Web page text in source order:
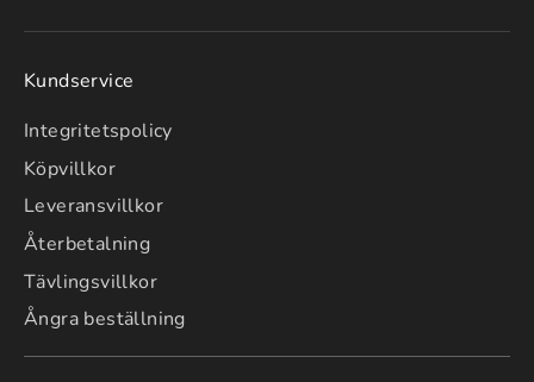
Kundservice
Integritetspolicy
Köpvillkor
Leveransvillkor
Återbetalning
Tävlingsvillkor
Ångra beställning